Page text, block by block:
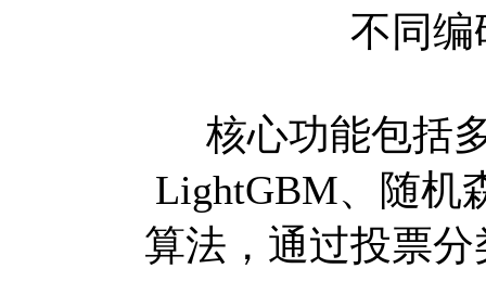
不同编
核心功能包括
LightGBM、随机
算法，通过投票